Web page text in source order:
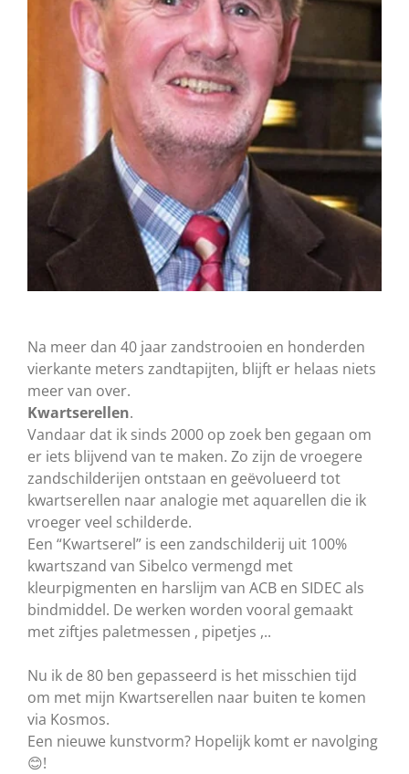
Na meer dan 40 jaar zandstrooien en honderden
vierkante meters zandtapijten, blijft er helaas niets
meer van over.
Kwartserellen.
Vandaar dat ik sinds 2000 op zoek ben gegaan om
er iets blijvend van te maken. Zo zijn de vroegere
zandschilderijen ontstaan en geëvolueerd tot
kwartserellen naar analogie met aquarellen die ik
vroeger veel schilderde.
Een “Kwartserel” is een zandschilderij uit 100%
kwartszand van Sibelco vermengd met
kleurpigmenten en harslijm van ACB en SIDEC als
bindmiddel. De werken worden vooral gemaakt
met ziftjes paletmessen , pipetjes ,..
Nu ik de 80 ben gepasseerd is het misschien tijd
om met mijn Kwartserellen naar buiten te komen
via Kosmos.
Een nieuwe kunstvorm? Hopelijk komt er navolging
😊!